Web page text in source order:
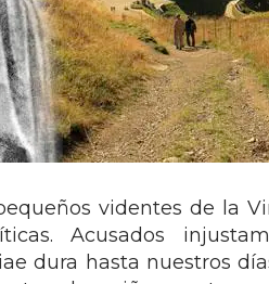
videntes de la
Acusados
dura hasta nuestros